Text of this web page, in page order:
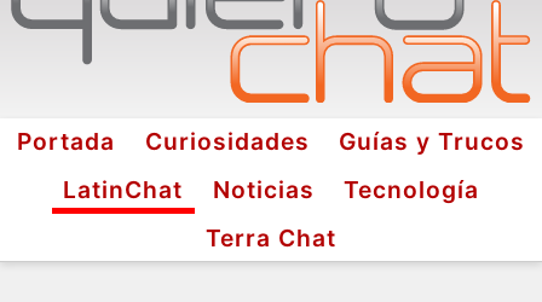
Portada Curiosidades
Guías y Trucos
LatinChat
Noticias
Tecnología
Terra Chat